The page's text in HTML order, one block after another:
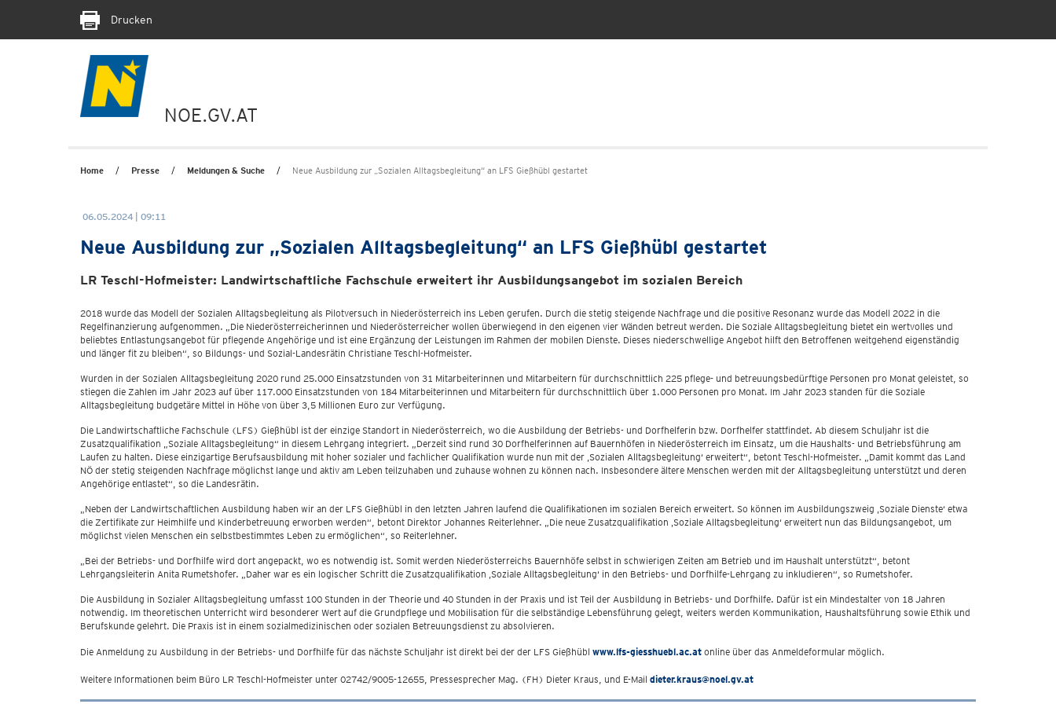
Drucken
NOE.GV.AT
Home Presse Meldungen & Suche Neue Ausbildung zur „Sozialen Alltagsbegleitung“ an LFS Gießhübl gestartet
06.05.2024 | 09:11
Neue Ausbildung zur „Sozialen Alltagsbegleitung“ an LFS Gießhübl gestartet
LR Teschl-Hofmeister: Landwirtschaftliche Fachschule erweitert ihr Ausbildungsangebot im sozialen Bereich
2018 wurde das Modell der Sozialen Alltagsbegleitung als Pilotversuch in Niederösterreich ins Leben gerufen. Durch die stetig steigende Nachfrage und die positive Resonanz wurde das Modell 2022 in die
Regelfinanzierung aufgenommen. „Die Niederösterreicherinnen und Niederösterreicher wollen überwiegend in den eigenen vier Wänden betreut werden. Die Soziale Alltagsbegleitung bietet ein wertvolles und
beliebtes Entlastungsangebot für pflegende Angehörige und ist eine Ergänzung der Leistungen im Rahmen der mobilen Dienste. Dieses niederschwellige Angebot hilft den Betroffenen weitgehend eigenständig
und länger fit zu bleiben“, so Bildungs- und Sozial-Landesrätin Christiane Teschl-Hofmeister.
Wurden in der Sozialen Alltagsbegleitung 2020 rund 25.000 Einsatzstunden von 31 Mitarbeiterinnen und Mitarbeitern für durchschnittlich 225 pflege- und betreuungsbedürftige Personen pro Monat geleistet, so
stiegen die Zahlen im Jahr 2023 auf über 117.000 Einsatzstunden von 184 Mitarbeiterinnen und Mitarbeitern für durchschnittlich über 1.000 Personen pro Monat. Im Jahr 2023 standen für die Soziale
Alltagsbegleitung budgetäre Mittel in Höhe von über 3,5 Millionen Euro zur Verfügung.
Die Landwirtschaftliche Fachschule (LFS) Gießhübl ist der einzige Standort in Niederösterreich, wo die Ausbildung der Betriebs- und Dorfhelferin bzw. Dorfhelfer stattfindet. Ab diesem Schuljahr ist die
Zusatzqualifikation „Soziale Alltagsbegleitung“ in diesem Lehrgang integriert. „Derzeit sind rund 30 Dorfhelferinnen auf Bauernhöfen in Niederösterreich im Einsatz, um die Haushalts- und Betriebsführung am
Laufen zu halten. Diese einzigartige Berufsausbildung mit hoher sozialer und fachlicher Qualifikation wurde nun mit der ‚Sozialen Alltagsbegleitung‘ erweitert“, betont Teschl-Hofmeister. „Damit kommt das Land
NÖ der stetig steigenden Nachfrage möglichst lange und aktiv am Leben teilzuhaben und zuhause wohnen zu können nach. Insbesondere ältere Menschen werden mit der Alltagsbegleitung unterstützt und deren
Angehörige entlastet“, so die Landesrätin.
„Neben der Landwirtschaftlichen Ausbildung haben wir an der LFS Gießhübl in den letzten Jahren laufend die Qualifikationen im sozialen Bereich erweitert. So können im Ausbildungszweig ‚Soziale Dienste‘ etwa
die Zertifikate zur Heimhilfe und Kinderbetreuung erworben werden“, betont Direktor Johannes Reiterlehner. „Die neue Zusatzqualifikation ‚Soziale Alltagsbegleitung‘ erweitert nun das Bildungsangebot, um
möglichst vielen Menschen ein selbstbestimmtes Leben zu ermöglichen“, so Reiterlehner.
„Bei der Betriebs- und Dorfhilfe wird dort angepackt, wo es notwendig ist. Somit werden Niederösterreichs Bauernhöfe selbst in schwierigen Zeiten am Betrieb und im Haushalt unterstützt“, betont
Lehrgangsleiterin Anita Rumetshofer. „Daher war es ein logischer Schritt die Zusatzqualifikation ‚Soziale Alltagsbegleitung‘ in den Betriebs- und Dorfhilfe-Lehrgang zu inkludieren“, so Rumetshofer.
Die Ausbildung in Sozialer Alltagsbegleitung umfasst 100 Stunden in der Theorie und 40 Stunden in der Praxis und ist Teil der Ausbildung in Betriebs- und Dorfhilfe. Dafür ist ein Mindestalter von 18 Jahren
notwendig. Im theoretischen Unterricht wird besonderer Wert auf die Grundpflege und Mobilisation für die selbständige Lebensführung gelegt, weiters werden Kommunikation, Haushaltsführung sowie Ethik und
Berufskunde gelehrt. Die Praxis ist in einem sozialmedizinischen oder sozialen Betreuungsdienst zu absolvieren.
Die Anmeldung zu Ausbildung in der Betriebs- und Dorfhilfe für das nächste Schuljahr ist direkt bei der der LFS Gießhübl www.lfs-giesshuebl.ac.at online über das Anmeldeformular möglich.
Weitere Informationen beim Büro LR Teschl-Hofmeister unter 02742/9005-12655, Pressesprecher Mag. (FH) Dieter Kraus, und E-Mail dieter.kraus@noel.gv.at